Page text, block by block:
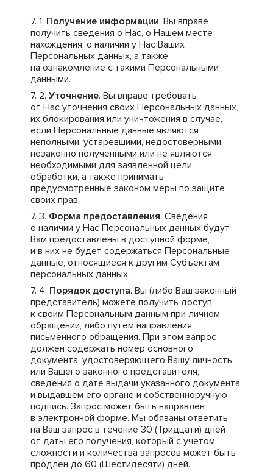
Получение информации. Вы вправе
получить сведения о Нас, о Нашем месте
нахождения, о наличии у Нас Ваших
Персональных данных, а также
на ознакомление с такими Персональными
данными.
Уточнение. Вы вправе требовать
от Нас уточнения своих Персональных данных,
их блокирования или уничтожения в случае,
если Персональные данные являются
неполными, устаревшими, недостоверными,
незаконно полученными или не являются
необходимыми для заявленной цели
обработки, а также принимать
предусмотренные законом меры по защите
своих прав.
Форма предоставления. Сведения
о наличии у Нас Персональных данных будут
Вам предоставлены в доступной форме,
и в них не будет содержаться Персональные
данные, относящиеся к другим Субъектам
персональных данных.
Порядок доступа. Вы (либо Ваш законный
представитель) можете получить доступ
к своим Персональным данным при личном
обращении, либо путем направления
письменного обращения. При этом запрос
должен содержать номер основного
документа, удостоверяющего Вашу личность
или Вашего законного представителя,
сведения о дате выдачи указанного документа
и выдавшем его органе и собственноручную
подпись. Запрос может быть направлен
в электронной форме. Мы обязаны ответить
на Ваш запрос в течение 30 (Тридцати) дней
от даты его получения, который с учетом
сложности и количества запросов может быть
продлен до 60 (Шестидесяти) дней.